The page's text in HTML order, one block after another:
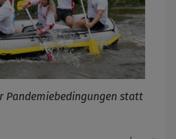
Pandemiebedingungen statt